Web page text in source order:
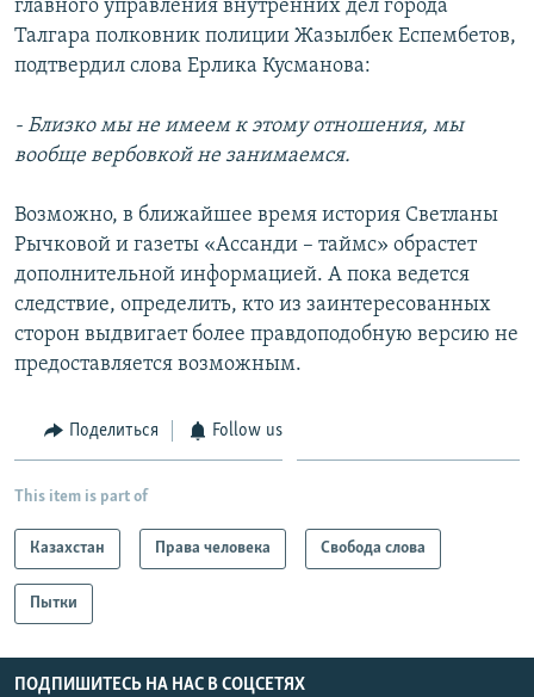
главного управления внутренних дел города
Талгара полковник полиции Жазылбек Еспембетов,
подтвердил слова Ерлика Кусманова:
- Близко мы не имеем к этому отношения, мы
вообще вербовкой не занимаемся.
Возможно, в ближайшее время история Светланы
Рычковой и газеты «Ассанди – таймс» обрастет
дополнительной информацией. А пока ведется
следствие, определить, кто из заинтересованных
сторон выдвигает более правдоподобную версию не
предоставляется возможным.
Поделиться Follow us
This item is part of
Казахстан Права человека Свобода слова
Пытки
ПОДПИШИТЕСЬ НА НАС В СОЦСЕТЯХ